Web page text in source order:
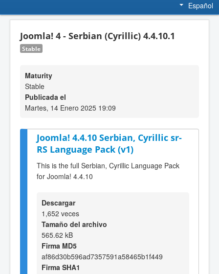
Español
Joomla! 4 - Serbian (Cyrillic) 4.4.10.1
Stable
Maturity
Stable
Publicada el
Martes, 14 Enero 2025 19:09
Joomla! 4.4.10 Serbian, Cyrillic sr-
RS Language Pack (v1)
This is the full Serbian, Cyrillic Language Pack
for Joomla! 4.4.10
Descargar
1,652 veces
Tamaño del archivo
565.62 kB
Firma MD5
af86d30b596ad7357591a58465b1f449
Firma SHA1